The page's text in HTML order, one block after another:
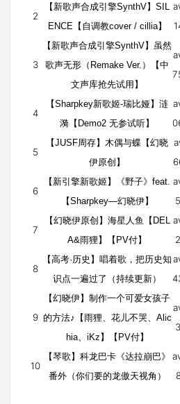
2
【新歌声合成引擎SynthV】SIL
ENCE【自调教cover / cillia】
3
【新歌声合成引擎SynthV】虽然
歌声无形（Remake Ver.）【中
文声库抢先试用】
4
【Sharpkey新歌姬-瑞比娅】涟
漪【Demo2 无参试听】
5
【JUSF周存】木偶与蝶【幻晓
伊原创】
6
【新引擎新歌姬】《野子》feat.
【Sharpkey—幻晓伊】
7
【幻晓伊原创】海星人鱼【DEL
A&雨狸】【PV付】
8
【高考·历史】唱着歌，把历史知
识点一遍过了（持续更新）
9
【幻晓伊】制作一个可爱女孩子
的方法♪【雨狸、花儿不哭、Alic
hia、iKz】【PV付】
10
【琴歌】科龙巴卡《达拉崩巴》
番外（你们要的龙傲天视角）